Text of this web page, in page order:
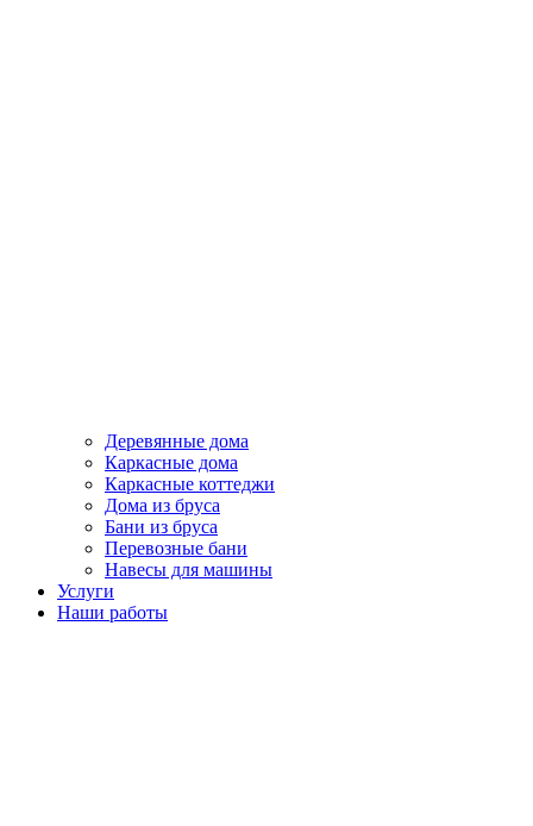
Деревянные дома
Каркасные дома
Каркасные коттеджи
Дома из бруса
Бани из бруса
Перевозные бани
Навесы для машины
Услуги
Наши работы